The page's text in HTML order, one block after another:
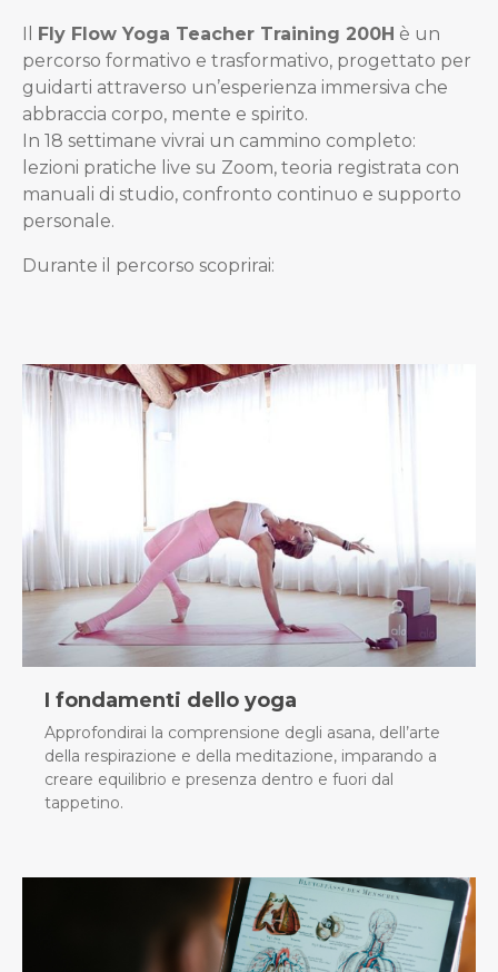
Il Fly Flow Yoga Teacher Training 200H è un
percorso formativo e trasformativo, progettato per
guidarti attraverso un’esperienza immersiva che
abbraccia corpo, mente e spirito.
In 18 settimane vivrai un cammino completo:
lezioni pratiche live su Zoom, teoria registrata con
manuali di studio, confronto continuo e supporto
personale.
Durante il percorso scoprirai:
I fondamenti dello yoga
Approfondirai la comprensione degli asana, dell’arte
della respirazione e della meditazione, imparando a
creare equilibrio e presenza dentro e fuori dal
tappetino.